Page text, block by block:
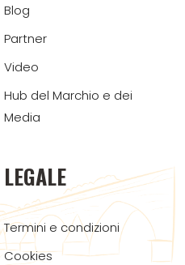
Blog
Partner
Video
Hub del Marchio e dei
Media
LEGALE
Termini e condizioni
Cookies